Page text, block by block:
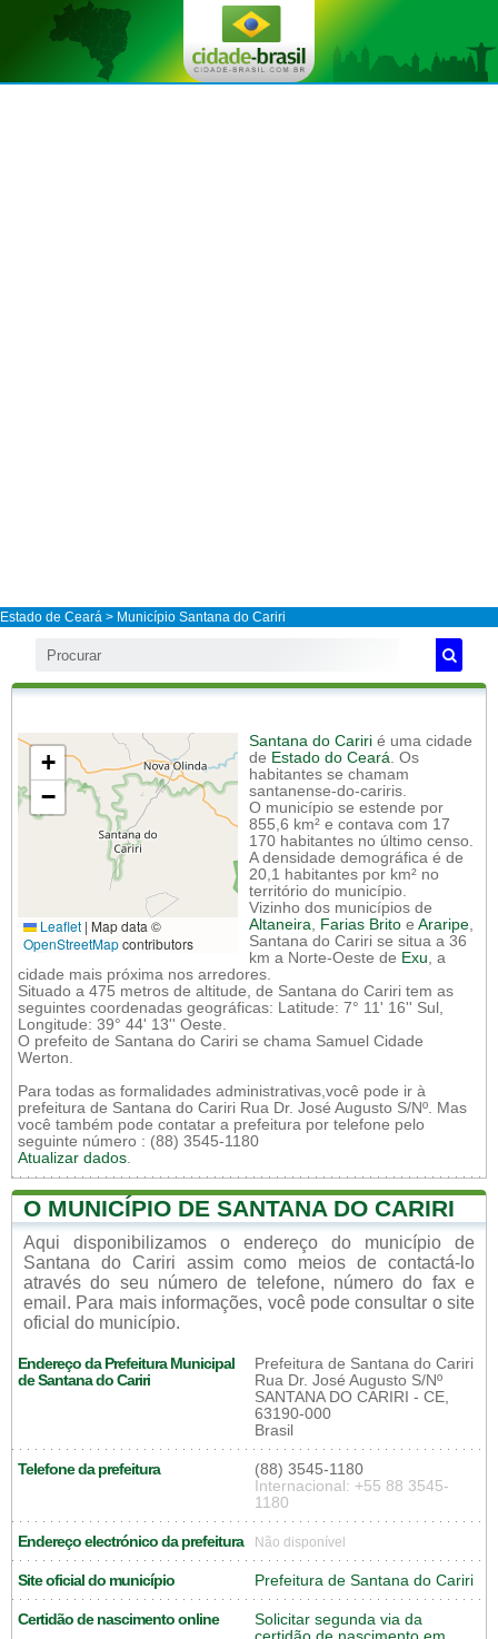
Estado de Ceará > Município Santana do Cariri
+
−
Leaflet | Map data ©
OpenStreetMapcontributors
Santana do Cariri é uma cidade
de Estado do Ceará. Os
habitantes se chamam
santanense-do-cariris.
O município se estende por
855,6 km² e contava com 17
170 habitantes no último censo.
A densidade demográfica é de
20,1 habitantes por km² no
território do município.
Vizinho dos municípios de
Altaneira, Farias Brito e Araripe,
Santana do Cariri se situa a 36
km a Norte-Oeste de Exu, a
cidade mais próxima nos arredores.
Situado a 475 metros de altitude, de Santana do Cariri tem as
seguintes coordenadas geográficas: Latitude: 7° 11' 16'' Sul,
Longitude: 39° 44' 13'' Oeste.
O prefeito de Santana do Cariri se chama Samuel Cidade
Werton.
Para todas as formalidades administrativas,você pode ir à
prefeitura de Santana do Cariri Rua Dr. José Augusto S/Nº. Mas
você também pode contatar a prefeitura por telefone pelo
seguinte número : (88) 3545-1180
Atualizar dados.
O MUNICÍPIO DE SANTANA DO CARIRI
Aqui disponibilizamos o endereço do município de
Santana do Cariri assim como meios de contactá-lo
através do seu número de telefone, número do fax e
email. Para mais informações, você pode consultar o site
oficial do município.
Endereço da Prefeitura Municipal
de Santana do Cariri
Prefeitura de Santana do Cariri
Rua Dr. José Augusto S/Nº
SANTANA DO CARIRI - CE,
63190-000
Brasil
Telefone da prefeitura
(88) 3545-1180
Internacional: +55 88 3545-
1180
Endereço electrónico da prefeitura Não disponível
Site oficial do município Prefeitura de Santana do Cariri
Certidão de nascimento online
Solicitar segunda via da